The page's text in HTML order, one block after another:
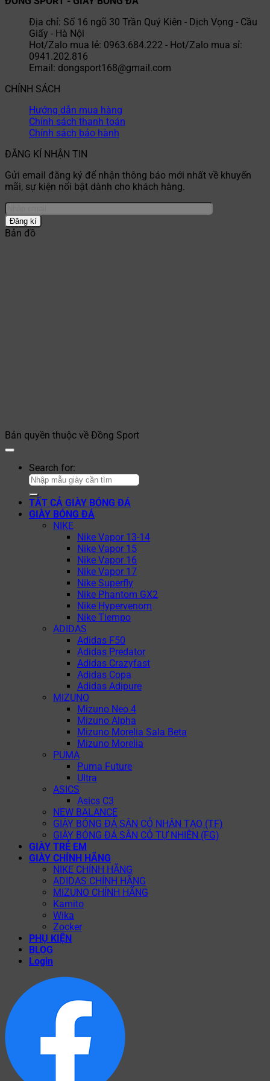
Địa chỉ: Số 16 ngõ 30 Trần Quý Kiên - Dịch Vọng - Cầu
Giấy - Hà Nội
Hot/Zalo mua lẻ: 0963.684.222 - Hot/Zalo mua sỉ:
0941.202.816
Email: dongsport168@gmail.com
CHÍNH SÁCH
Hướng dẫn mua hàng
Chính sách thanh toán
Chính sách bảo hành
ĐĂNG KÍ NHẬN TIN
Gửi email đăng ký để nhận thông báo mới nhất về khuyến
mãi, sự kiện nổi bật dành cho khách hàng.
Bản đồ
Bản quyền thuộc về Đồng Sport
Search for:
TẤT CẢ GIÀY BÓNG ĐÁ
GIÀY BÓNG ĐÁ
NIKE
Nike Vapor 13-14
Nike Vapor 15
Nike Vapor 16
Nike Vapor 17
Nike Superfly
Nike Phantom GX2
Nike Hypervenom
Nike Tiempo
ADIDAS
Adidas F50
Adidas Predator
Adidas Crazyfast
Adidas Copa
Adidas Adipure
MIZUNO
Mizuno Neo 4
Mizuno Alpha
Mizuno Morelia Sala Beta
Mizuno Morelia
PUMA
Puma Future
Ultra
ASICS
Asics C3
NEW BALANCE
GIÀY BÓNG ĐÁ SÂN CỎ NHÂN TẠO (TF)
GIÀY BÓNG ĐÁ SÂN CỎ TỰ NHIÊN (FG)
GIÀY TRẺ EM
GIÀY CHÍNH HÃNG
NIKE CHÍNH HÃNG
ADIDAS CHÍNH HÃNG
MIZUNO CHÍNH HÃNG
Kamito
Wika
Zocker
PHỤ KIỆN
BLOG
Login